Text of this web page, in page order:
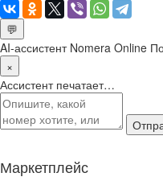
💬
AI-ассистент Nomera Online
×
Ассистент печатает…
Маркетплейс